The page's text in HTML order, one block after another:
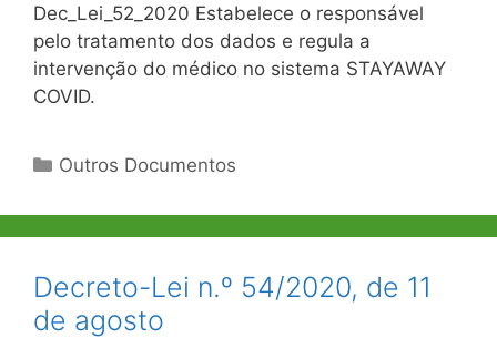
Dec_Lei_52_2020 Estabelece o responsável
pelo tratamento dos dados e regula a
intervenção do médico no sistema STAYAWAY
COVID.
Categorias
Outros Documentos
Decreto-Lei n.º 54/2020, de 11
de agosto